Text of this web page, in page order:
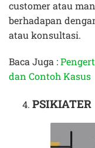
customer atau
berhadapan
atau konsultasi.
Baca Juga :
dan Contoh Kasus
PSIKIATER